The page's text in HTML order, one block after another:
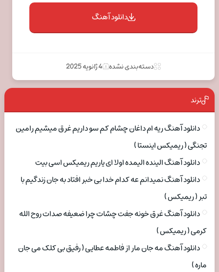
دانلود آهنگ
دسته‌بندی نشده 4 ژانویه 2025
ترند
دانلود آهنگ ریه ام داغان چشام کم سو داریم غرق میشیم رامین
تجنگی ( ریمیکس اینستا )
دانلود آهنگ الینده الیمده اولا ای یاریم ریمیکس اسی بیت
دانلود آهنگ نمیدانم عه کدام خدا بی خبر افتاد به جان زندگیم با
تبر ( ریمیکس )
دانلود آهنگ غرق خونه جفت چشات چرا ضعیفه صدات روح الله
کرمی ( ریمیکس )
دانلود آهنگ مه جان مار از فاطمه عطایی ( رفیق بی کلک می جان
ماره )